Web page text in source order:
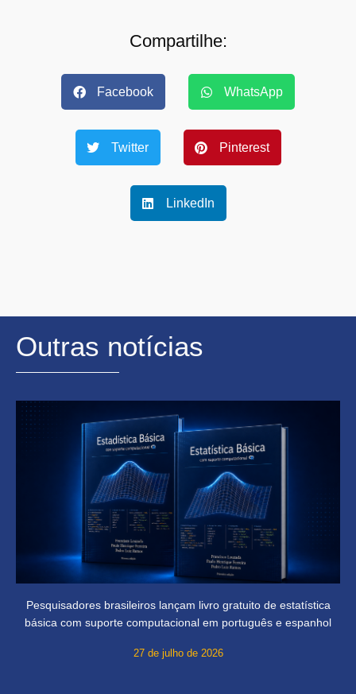
Compartilhe:
Facebook WhatsApp
Twitter Pinterest
LinkedIn
Outras notícias
Pesquisadores brasileiros lançam livro gratuito de estatística
básica com suporte computacional em português e espanhol
27 de julho de 2026